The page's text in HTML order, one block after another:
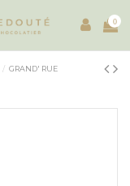
0
GRAND' RUE